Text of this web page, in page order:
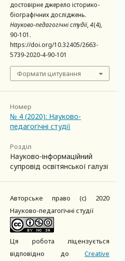
достовірне джерело історико-
біографічних досліджень.
Науково-педагогічні студії,4(4),
90-101.
https://doi.org/10.32405/2663-
5739-2020-4-90-101
Формати цитування
Номер
№ 4 (2020): Науково-
педагогічні студії
Розділ
Науково-інформаційний
супровід освітянської галузі
Авторське право (c) 2020
Науково-педагогічні студії
Ця робота ліцензується
відповідно до Creative